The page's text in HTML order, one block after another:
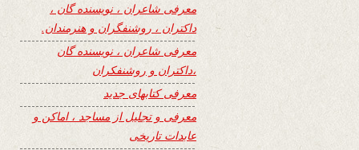
معرفی شاعران ، نویسنده گان ،
داکتران ، روشنفگران و هنرمندان.
معرفی شاعران ، نویسنده گان
،داکتران و روشنفکران
معرفی کتابهای جدید
معرفی و تجلیل از مساجد ، اماکن و
عابدات تاریخی